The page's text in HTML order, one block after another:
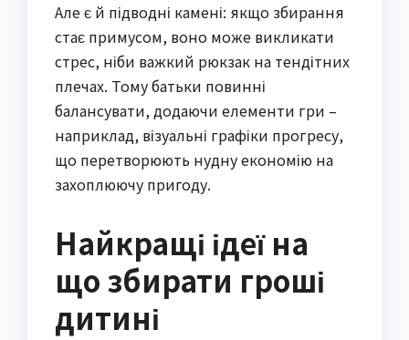
Але є й підводні камені: якщо збирання
стає примусом, воно може викликати
стрес, ніби важкий рюкзак на тендітних
плечах. Тому батьки повинні
балансувати, додаючи елементи гри –
наприклад, візуальні графіки прогресу,
що перетворюють нудну економію на
захоплюючу пригоду.
Найкращі ідеї на
що збирати гроші
дитині